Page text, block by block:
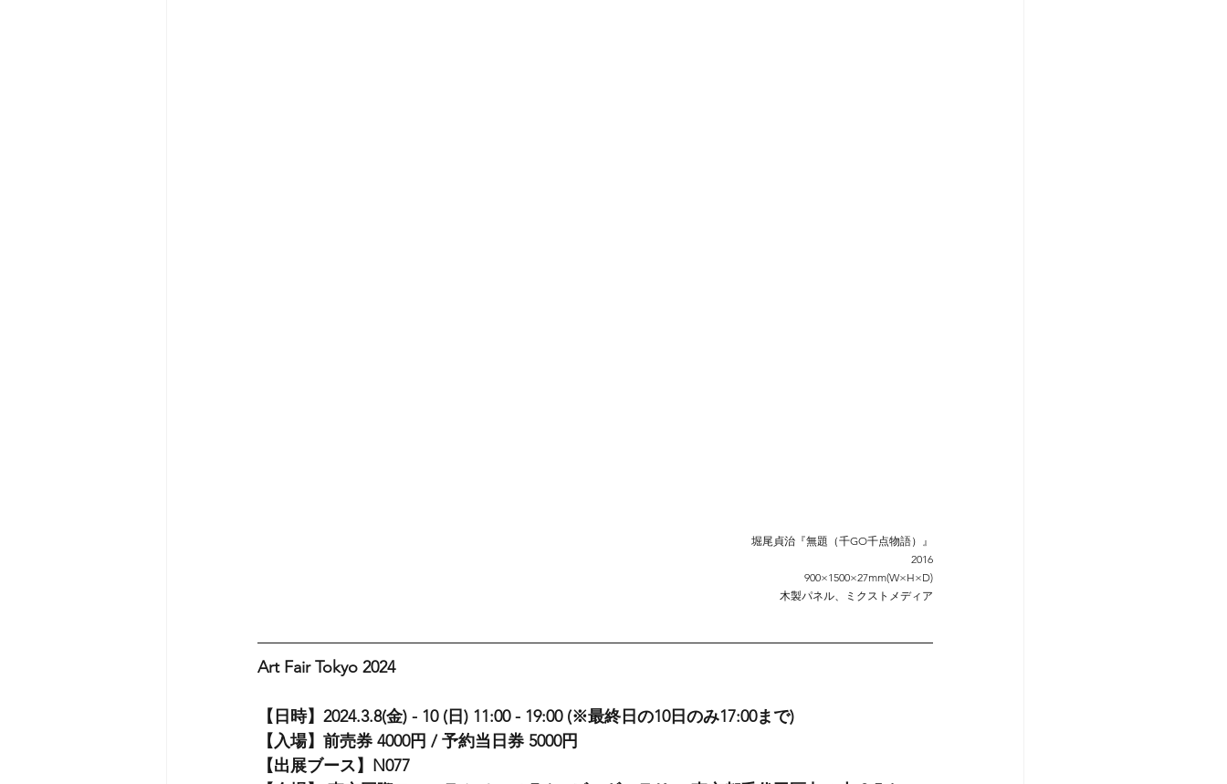
堀尾貞治『無題（千GO千点物語）』
2016
900×1500×27mm(W×H×D)
木製パネル、ミクストメディア
Art Fair Tokyo 2024
【日時】2024.3.8(金) - 10 (日) 11:00 - 19:00 (※最終日の10日のみ17:00まで)
【入場】前売券 4000円 / 予約当日券 5000円
【出展ブース】N077